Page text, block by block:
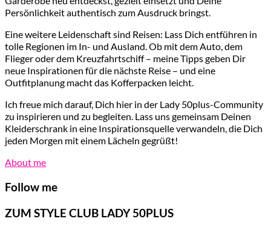
Persönlichkeit authentisch zum Ausdruck bringst.
Eine weitere Leidenschaft sind Reisen: Lass Dich entführen in
tolle Regionen im In- und Ausland. Ob mit dem Auto, dem
Flieger oder dem Kreuzfahrtschiff – meine Tipps geben Dir
neue Inspirationen für die nächste Reise – und eine
Outfitplanung macht das Kofferpacken leicht.
Ich freue mich darauf, Dich hier in der Lady 50plus-Community
zu inspirieren und zu begleiten. Lass uns gemeinsam Deinen
Kleiderschrank in eine Inspirationsquelle verwandeln, die Dich
jeden Morgen mit einem Lächeln gegrüßt!
About me
Follow me
ZUM STYLE CLUB LADY 50PLUS